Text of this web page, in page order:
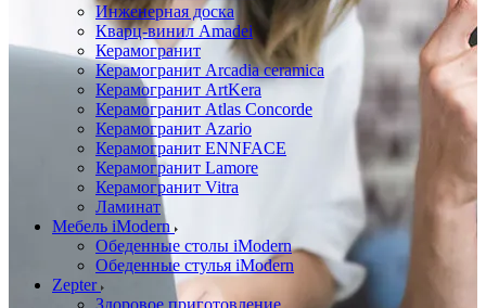
Инженерная доска
Кварц-винил Amadei
Керамогранит
Керамогранит Arcadia ceramica
Керамогранит ArtKera
Керамогранит Atlas Concorde
Керамогранит Azario
Керамогранит ENNFACE
Керамогранит Lamore
Керамогранит Vitra
Ламинат
Мебель iModern
Обеденные столы iModern
Обеденные стулья iModern
Zepter
Здоровое приготовление